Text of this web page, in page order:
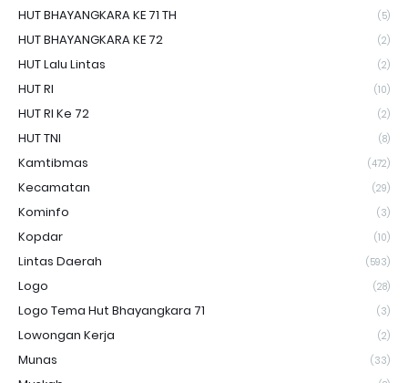
HUT BHAYANGKARA KE 71 TH (5)
HUT BHAYANGKARA KE 72 (2)
HUT Lalu Lintas (2)
HUT RI (10)
HUT RI Ke 72 (2)
HUT TNI (8)
Kamtibmas (472)
Kecamatan (29)
Kominfo (3)
Kopdar (10)
Lintas Daerah (593)
Logo (28)
Logo Tema Hut Bhayangkara 71 (3)
Lowongan Kerja (2)
Munas (33)